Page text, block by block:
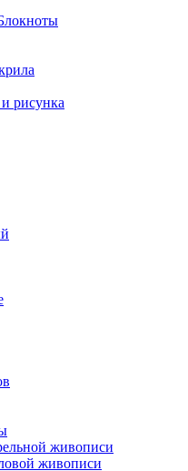
рисунка
живописи
живописи